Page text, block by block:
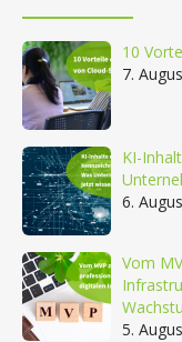
10
7.
KI-
6.
Vom
5.